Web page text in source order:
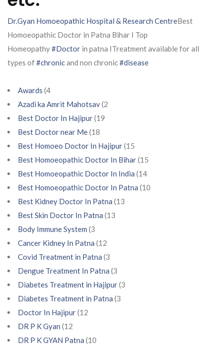
Dr.Gyan Homoeopathic Hospital & Research CentreBest
Homoeopathic Doctor in Patna Bihar I Top
Homeopathy#Doctor in patna ITreatment available for all
types of#chronicand non chronic#disease
Awards (4
Azadi ka Amrit Mahotsav(2
Best Doctor In Hajipur(19
Best Doctor near Me(18
Best Homoeo Doctor In Hajipur(15
Best Homoeopathic Doctor In Bihar(15
Best Homoeopathic Doctor In India (14
Best Homoeopathic Doctor In Patna (10
Best Kidney Doctor In Patna (13
Best Skin Doctor In Patna (13
Body Immune System (3
Cancer Kidney In Patna (12
Covid Treatment in Patna (3
Dengue Treatment In Patna (3
Diabetes Treatment in Hajipur(3
Diabetes Treatment in Patna (3
Doctor In Hajipur(12
DR P K Gyan (12
DR P K GYAN Patna (10